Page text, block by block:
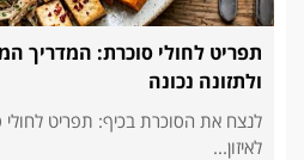
תפריט לחולי סוכרת: המדריך
ולתזונה נכונה
לנצח את הסוכרת בכיף: תפריט לחולי
לאיזון...